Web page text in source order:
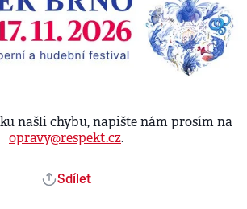
našli chybu, napište nám prosím na
opravy@respekt.cz.
Sdílet